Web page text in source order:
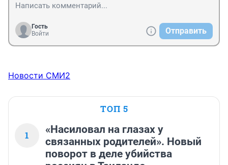
Гость
Войти
Отправить
Новости СМИ2
ТОП 5
1
«Насиловал на глазах у
связанных родителей». Новый
поворот в деле убийства